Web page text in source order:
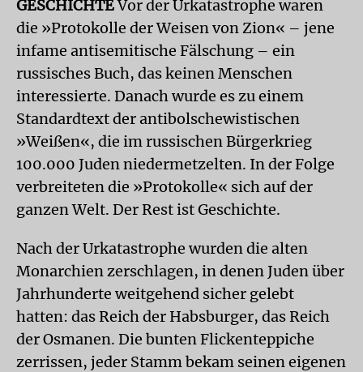
GESCHICHTEVor der Urkatastrophe waren
die »Protokolle der Weisen von Zion« – jene
infame antisemitische Fälschung – ein
russisches Buch, das keinen Menschen
interessierte. Danach wurde es zu einem
Standardtext der antibolschewistischen
»Weißen«, die im russischen Bürgerkrieg
100.000 Juden niedermetzelten. In der Folge
verbreiteten die »Protokolle« sich auf der
ganzen Welt. Der Rest ist Geschichte.
Nach der Urkatastrophe wurden die alten
Monarchien zerschlagen, in denen Juden über
Jahrhunderte weitgehend sicher gelebt
hatten: das Reich der Habsburger, das Reich
der Osmanen. Die bunten Flickenteppiche
zerrissen, jeder Stamm bekam seinen eigenen